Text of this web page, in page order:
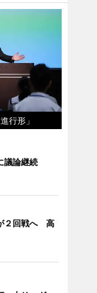
行形」
議論継続
２回戦へ 高